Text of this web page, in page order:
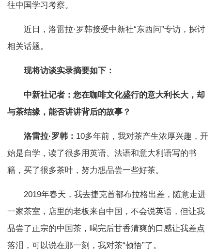
往中国学习考察。
近日，洛雷拉·罗韩接受中新社“东西问”专访，探讨
相关话题。
现将访谈实录摘要如下：
中新社记者：您在咖啡文化盛行的意大利长大，却
与茶结缘，能否讲讲背后的故事？
洛雷拉·罗韩： 10多年前，我对茶产生浓厚兴趣，开
始是自学，读了很多用英语、法语和意大利语写的书
籍，买了很多茶叶，努力想品尝一些好茶。
2019年春天，我去捷克首都布拉格出差，随意走进
一家茶室，店里的老板来自中国，不会说英语，但让我
品尝了正宗的中国茶，喝完后甘香清爽的口感让我差点
落泪，可以说在那一刻，我对茶“顿悟”了。